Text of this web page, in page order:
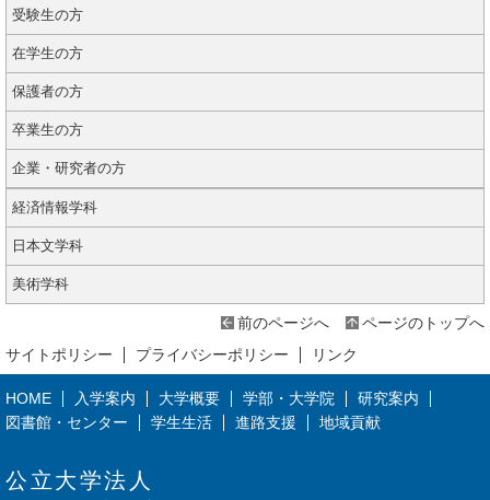
受験生の方
在学生の方
保護者の方
卒業生の方
企業・研究者の方
経済情報学科
日本文学科
美術学科
ページのトップへ
前のページへ
サイトポリシー
プライバシーポリシー リンク
HOME 入学案内 大学概要 学部・大学院
研究案内
図書館・センター
学生生活 進路支援 地域貢献
公立大学法人